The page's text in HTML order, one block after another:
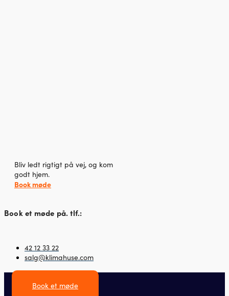
Bliv ledt rigtigt på vej, og kom
godt hjem.
Book møde
Book et møde på. tlf.:
42 12 33 22
salg@klimahuse.com
Book et møde